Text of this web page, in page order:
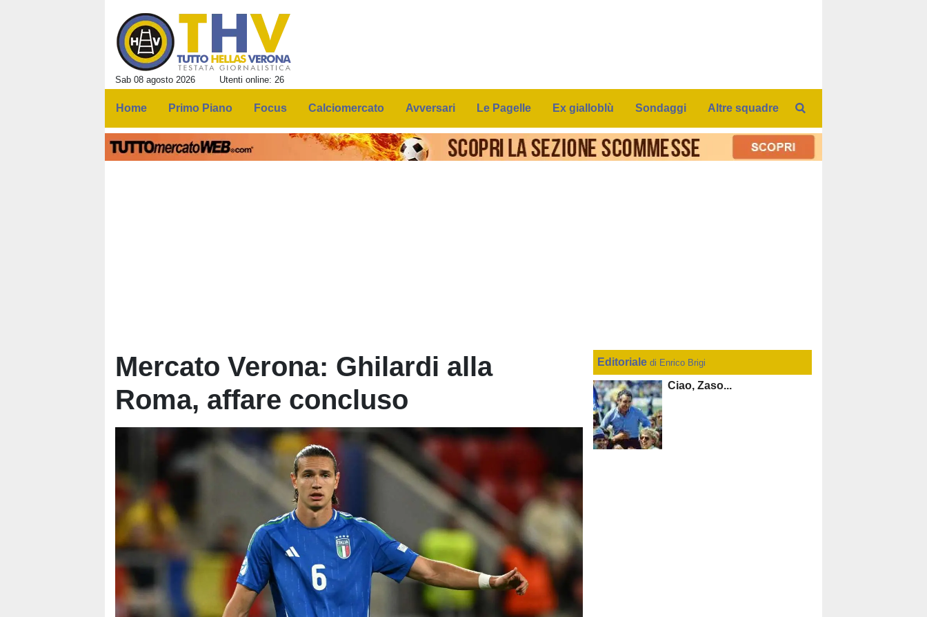
Sab 08 agosto 2026 Utenti online: 26
Home Primo Piano Focus Calciomercato Avversari Le Pagelle Ex gialloblù Sondaggi Altre squadre
Mercato Verona: Ghilardi alla
Roma, affare concluso
Editorialedi Enrico Brigi
Ciao, Zaso...